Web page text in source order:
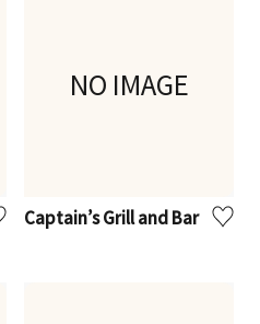
NO IMAGE
Captain’s Grill and Bar